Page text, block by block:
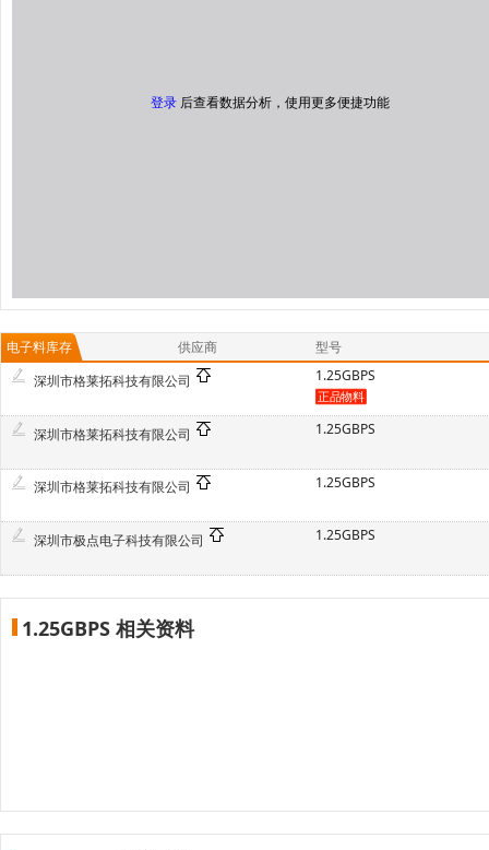
登录 后查看数据分析，使用更多便捷功能
电子料库存 供应商
型号
深圳市格莱拓科技有限公司
1.25GBPS
深圳市格莱拓科技有限公司 1.25GBPS
深圳市格莱拓科技有限公司 1.25GBPS
深圳市极点电子科技有限公司 1.25GBPS
1.25GBPS 相关资料